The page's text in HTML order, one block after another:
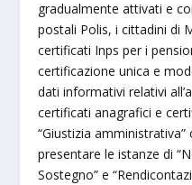
gradualmente attivati e
postali Polis, i cittadini di
certificati Inps per i
certificazione unica e
dati informativi relativi
certificati anagrafici e
“Giustizia
presentare le istanze di
Sostegno” e